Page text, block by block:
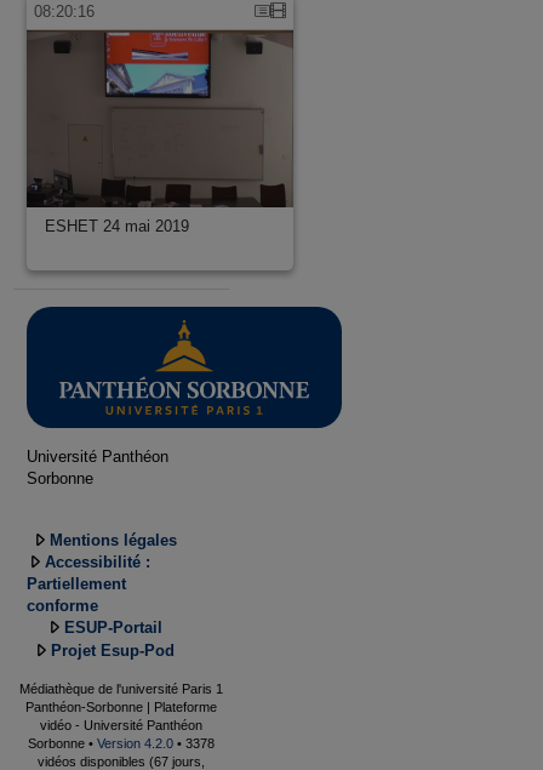
08:20:16
ESHET 24 mai 2019
Université Panthéon
Sorbonne
Mentions légales
Accessibilité :
Partiellement
conforme
ESUP-Portail
Projet Esup-Pod
Médiathèque de l'université Paris 1
Panthéon-Sorbonne | Plateforme
vidéo - Université Panthéon
Sorbonne • Version 4.2.0 • 3378
vidéos disponibles (67 jours,